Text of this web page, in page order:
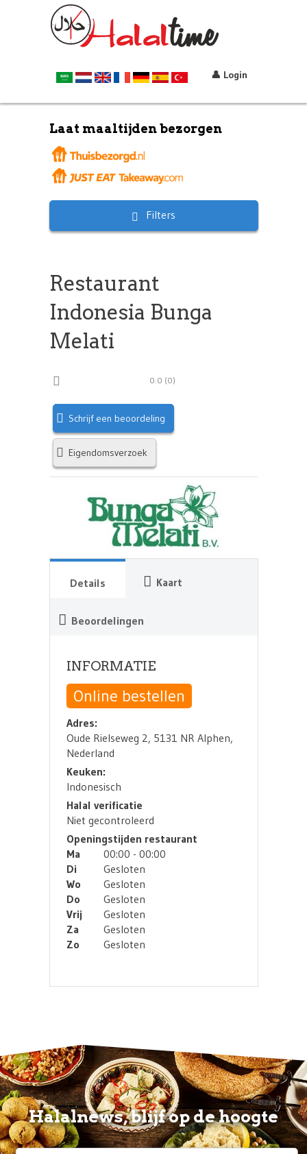
👤 Login
Laat maaltijden bezorgen
Filters
Restaurant
Indonesia Bunga
Melati
0.0 (0)
Schrijf een beoordeling
Eigendomsverzoek
Details Kaart
Beoordelingen
INFORMATIE
Online bestellen
Adres:
Oude Rielseweg 2, 5131 NR Alphen,
Nederland
Keuken:
Indonesisch
Halal verificatie
Niet gecontroleerd
Openingstijden restaurant
Ma
00:00 - 00:00
Di
Gesloten
Wo
Gesloten
Do
Gesloten
Vrij
Gesloten
Za
Gesloten
Zo
Gesloten
Halalnews, blijf op de hoogte